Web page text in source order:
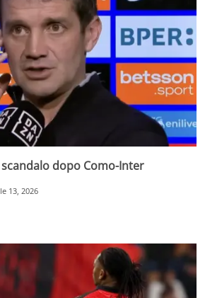
scandalo dopo Como-Inter
13, 2026